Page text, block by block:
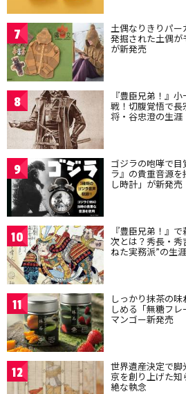
7 土偶なりきりパ
発掘された土偶
が新発売
8 『豊臣兄弟！』
戦！切腹覚悟で
将・谷忠澄の生涯
9 ゴジラの咆哮で
ラ』の貴重音源
し時計」が新発売
10 『豊臣兄弟！』
次とは？秀長・秀
ねた実務派”の生涯
11 しっかり抹茶の
しめる「無糖フレ
マンゴー新発売
12 世界遺産決定で
京を創り上げた
絶な執念